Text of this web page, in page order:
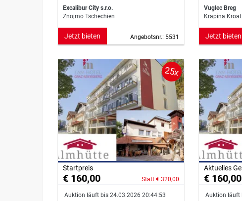
Excalibur City s.r.o.
Znojmo Tschechien
Angebotsnr.: 5531
Jetzt bieten
Vuglec Breg
Krapina
Jetzt bieten
25x
Startpreis
€ 160,00 Statt € 320,00
Auktion läuft bis 24.03.2026 20:44:53
Aktuelles
€ 160,00
Auktion läuft